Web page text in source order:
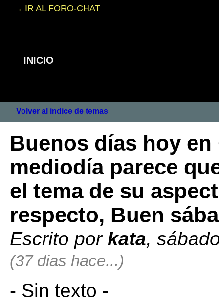
→ IR AL FORO-CHAT
INICIO
Volver al indice de temas
Buenos días hoy en
mediodía parece
el tema de su
respecto, Buen
Escrito por kata,
(37 dias hace...)
- Sin texto -